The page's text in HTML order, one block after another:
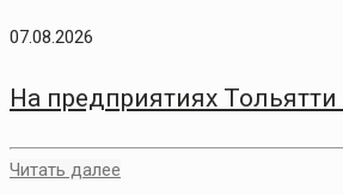
07.08.2026
На предприятиях
Читать далее